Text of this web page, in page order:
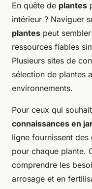
En quête de plantes
intérieur ? Naviguer
plantes peut
ressources fiables
Plusieurs sites de
sélection de plantes
environnements.
Pour ceux qui
connaissances en
ligne fournissent des
pour chaque plante.
comprendre les
arrosage et en